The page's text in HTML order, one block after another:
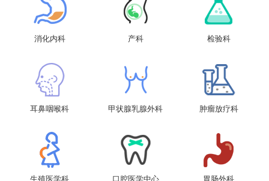
消化内科 产科 检验科
耳鼻咽喉科 甲状腺乳腺外科 肿瘤放疗科
生殖医学科 口腔医学中心 胃肠外科